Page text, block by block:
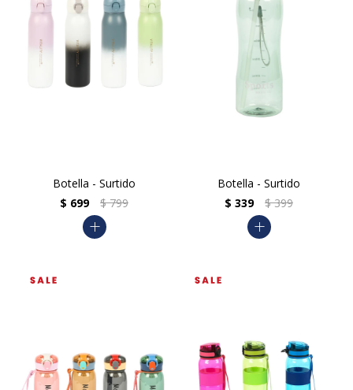
Botella - Surtido
$ 699 $ 799
add
Botella - Surtido
$ 339 $ 399
add